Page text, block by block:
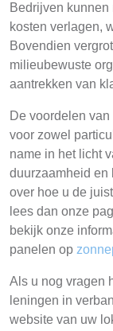
Bedrijven
kosten verlagen,
Bovendien
milieubewuste
aantrekken van
De voordelen
voor zowel
name in het licht
duurzaamheid en
over hoe u de
lees dan onze
bekijk onze
panelen op
Als u nog vragen
leningen in
website van uw